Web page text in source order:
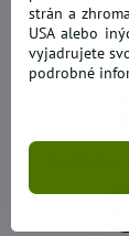
NOVÝ A
strán a
USA alebo
vyjadrujete
podrobné